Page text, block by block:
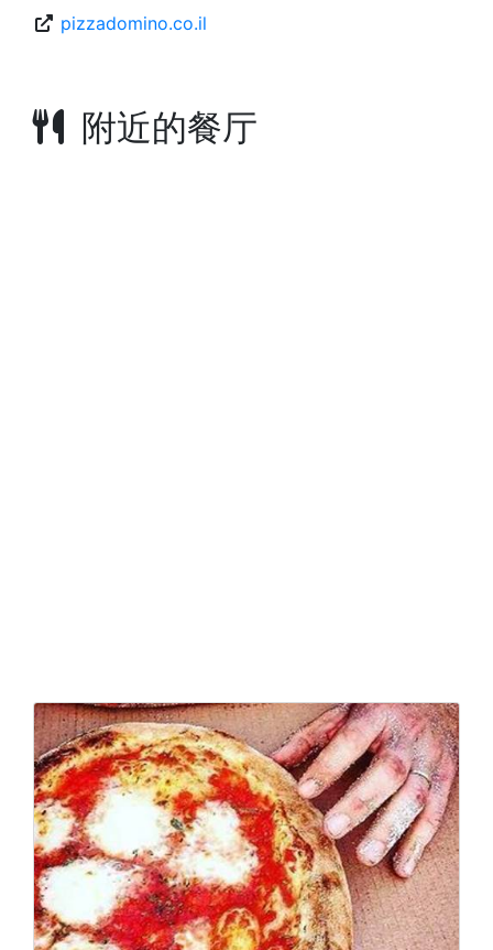
pizzadomino.co.il
附近的餐厅